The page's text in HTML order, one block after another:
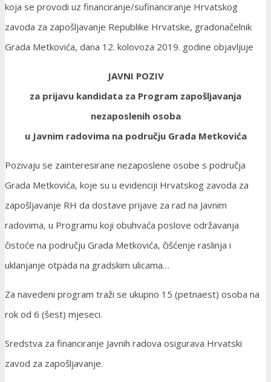
koja se provodi uz financiranje/sufinanciranje Hrvatskog
zavoda za zapošljavanje Republike Hrvatske, gradonačelnik
Grada Metkovića, dana 12. kolovoza 2019. godine objavljuje
JAVNI POZIV
za prijavu kandidata za Program zapošljavanja
nezaposlenih osoba
u Javnim radovima na području Grada Metkovića
Pozivaju se zainteresirane nezaposlene osobe s područja
Grada Metkovića, koje su u evidenciji Hrvatskog zavoda za
zapošljavanje RH da dostave prijave za rad na Javnim
radovima, u Programu koji obuhvaća poslove održavanja
čistoće na području Grada Metkovića, čišćenje raslinja i
uklanjanje otpada na gradskim ulicama…
Za navedeni program traži se ukupno 15 (petnaest) osoba na
rok od 6 (šest) mjeseci.
Sredstva za financiranje Javnih radova osigurava Hrvatski
zavod za zapošljavanje.